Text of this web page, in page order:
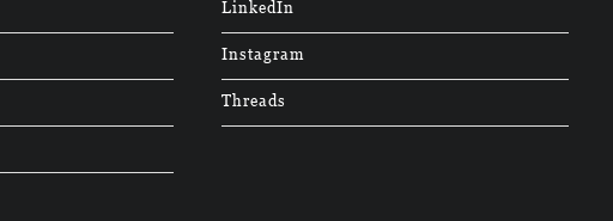
LinkedIn
Instagram
Threads